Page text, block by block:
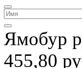
Ямобур
455,80